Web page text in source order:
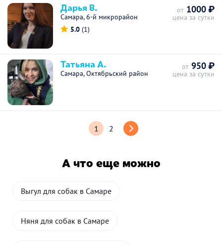
Дарья В.
Самара, 6-й микрорайон
5.0 (1)
от 1000 ₽
цена за сутки
Татьяна А.
Самара, Октябрьский район
от 950 ₽
цена за сутки
1 2
А что еще можно
Выгул для собак в Самаре
Няня для собак в Самаре